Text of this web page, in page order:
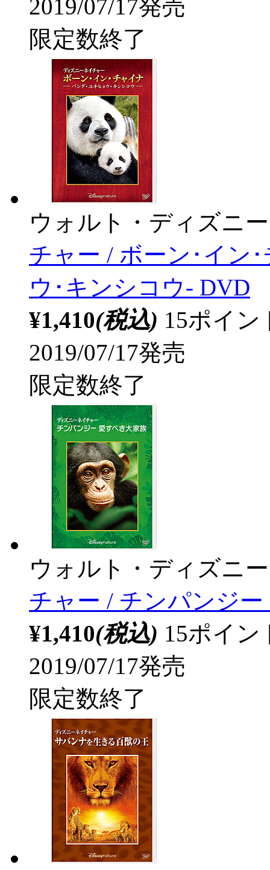
2019/07/17発売
限定数終了
ウォルト・ディズニ
チャー / ボーン･イン
ウ･キンシコウ- DVD
¥1,410(税込) 15ポイ
2019/07/17発売
限定数終了
ウォルト・ディズニ
チャー / チンパンジ
¥1,410(税込) 15ポイ
2019/07/17発売
限定数終了